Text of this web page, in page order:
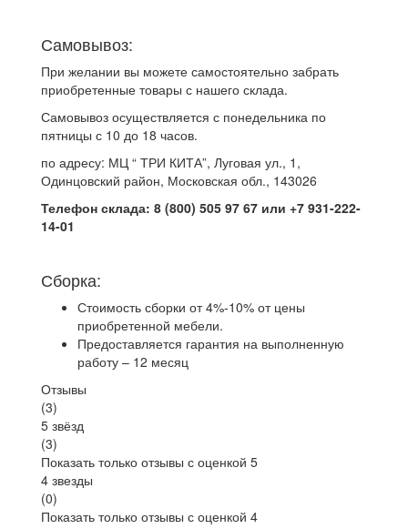
Самовывоз:
При желании вы можете самостоятельно забрать
приобретенные товары с нашего склада.
Самовывоз осуществляется с понедельника по
пятницы с 10 до 18 часов.
по адресу: МЦ “ ТРИ КИТА”, Луговая ул., 1,
Одинцовский район, Московская обл., 143026
Телефон склада: 8 (800) 505 97 67 или +7 931-222-
14-01
Сборка:
Стоимость сборки от 4%-10% от цены
приобретенной мебели.
Предоставляется гарантия на выполненную
работу – 12 месяц
Отзывы
(3)
5 звёзд
(3)
Показать только отзывы с оценкой 5
4 звезды
(0)
Показать только отзывы с оценкой 4